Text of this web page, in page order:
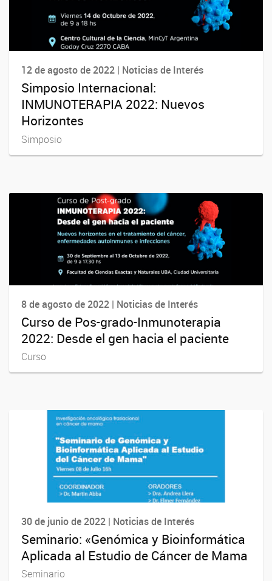
12 de agosto de 2022 | Noticias de Interés
Simposio Internacional:
INMUNOTERAPIA 2022: Nuevos
Horizontes
Simposio
8 de agosto de 2022 | Noticias de Interés
Curso de Pos-grado-Inmunoterapia
2022: Desde el gen hacia el paciente
Curso
30 de junio de 2022 | Noticias de Interés
Seminario: «Genómica y Bioinformática
Aplicada al Estudio de Cáncer de Mama
Seminario